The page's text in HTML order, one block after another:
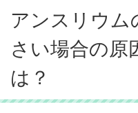
アンスリウム
さい場合の原
は？